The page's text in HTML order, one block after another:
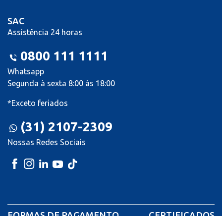
SAC
Assistência 24 horas
0800 111 1111
Whatsapp
Segunda à sexta 8:00 às 18:00
*Exceto feriados
(31) 2107-2309
Nossas Redes Sociais